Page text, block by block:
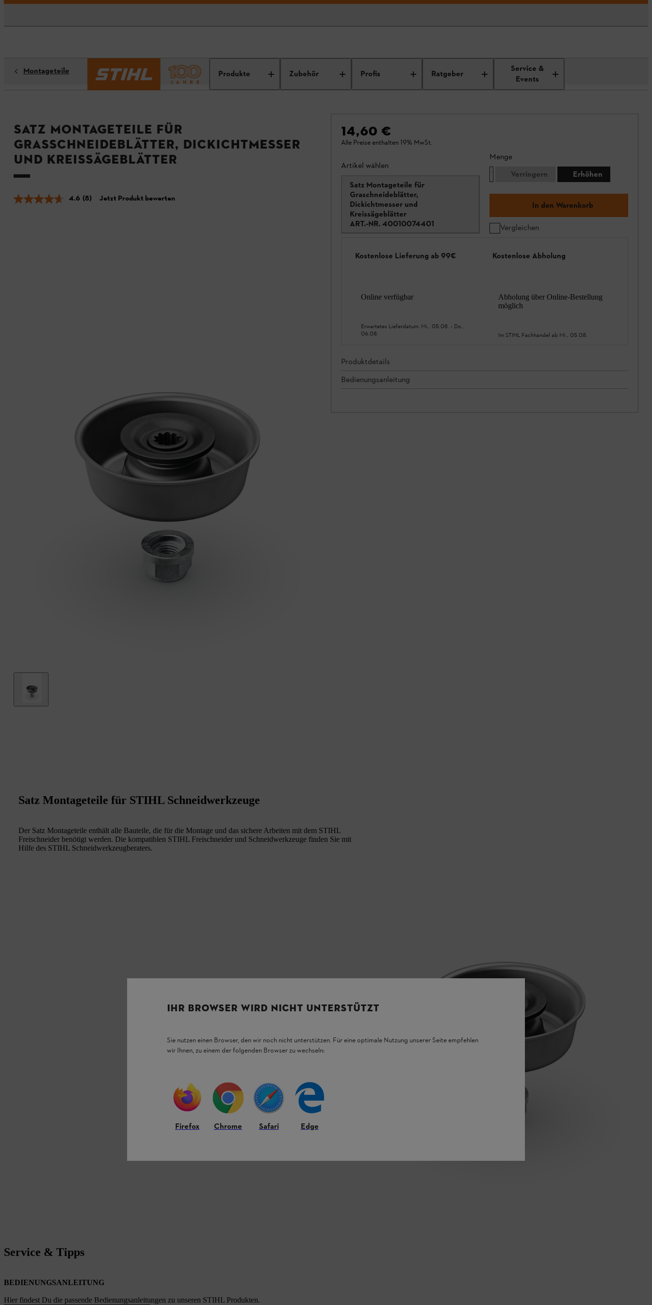
Produkte Zubehör Profis Ratgeber
Service &
Events
Montageteile
Satz Montageteile für
Grasschneideblätter, Dickichtmesser
und Kreissägeblätter
4.6 (8) Jetzt Produkt bewerten
14,60 €
Alle Preise enthalten 19% MwSt.
Artikel wählen
Satz Montageteile für
Graschneideblätter,
Dickichtmesser und
Kreissägeblätter
ART.-NR. 40010074401
Menge
Verringern
Erhöhen
In den Warenkorb
Vergleichen
Kostenlose Lieferung ab 99€
Online verfügbar
Erwartetes Lieferdatum: Mi., 05.08. - Do.,
06.08.
Kostenlose Abholung
Abholung über Online-Bestellung
möglich
Im STIHL Fachhandel ab Mi., 05.08.
Produktdetails
Bedienungsanleitung
Satz Montageteile für STIHL Schneidwerkzeuge
Der Satz Montageteile enthält alle Bauteile, die für die Montage und das sichere Arbeiten mit dem STIHL
Freischneider benötigt werden. Die kompatiblen STIHL Freischneider und Schneidwerkzeuge finden Sie mit
Hilfe des STIHL Schneidwerkzeugberaters.
Service & Tipps
BEDIENUNGSANLEITUNG
Hier findest Du die passende Bedienungsanleitungen zu unseren STIHL Produkten.
IHR BROWSER WIRD NICHT UNTERSTÜTZT
Sie nutzen einen Browser, den wir noch nicht unterstützen. Für eine optimale Nutzung unserer Seite empfehlen
wir Ihnen, zu einem der folgenden Browser zu wechseln:
Firefox Chrome Safari Edge